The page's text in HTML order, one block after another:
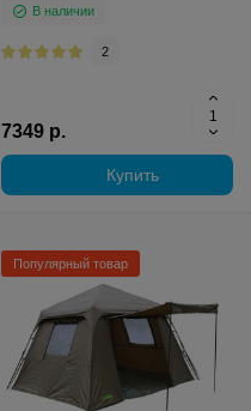
В наличии
2
7349 р.
Купить
Популярный товар